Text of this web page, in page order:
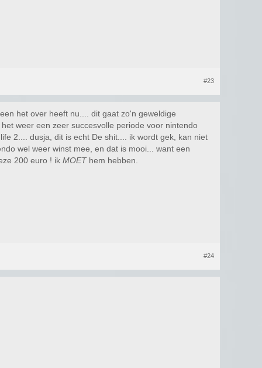
#23
het over heeft nu.... dit gaat zo'n geweldige
weer een zeer succesvolle periode voor nintendo
2.... dusja, dit is echt De shit.... ik wordt gek, kan niet
wel weer winst mee, en dat is mooi... want een
200 euro ! ikMOEThem hebben.
#24